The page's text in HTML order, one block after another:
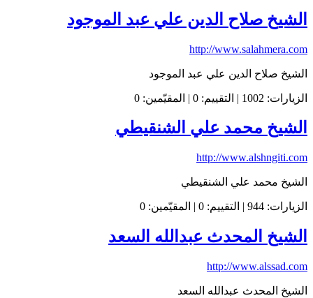
الشيخ صلاح الدين علي عبد الموجود
http://www.salahmera.com
الشيخ صلاح الدين علي عبد الموجود
الزيارات: 1002 | التقييم: 0 | المقيّمين: 0
الشيخ محمد علي الشنقيطي
http://www.alshngiti.com
الشيخ محمد علي الشنقيطي
الزيارات: 944 | التقييم: 0 | المقيّمين: 0
الشيخ المحدث عبدالله السعد
http://www.alssad.com
الشيخ المحدث عبدالله السعد